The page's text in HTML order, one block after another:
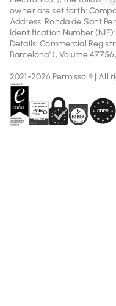
owner are set forth:
Address: Ronda de Sant
Identification Number
Details: Commercial
Barcelona”), Volume
2021-2026 Permisso ® | All